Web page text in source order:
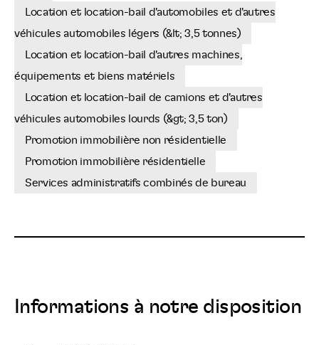
Location et location-bail d'automobiles et d'autres
véhicules automobiles légers (&lt; 3,5 tonnes)
Location et location-bail d'autres machines,
équipements et biens matériels
Location et location-bail de camions et d'autres
véhicules automobiles lourds (&gt; 3,5 ton)
Promotion immobilière non résidentielle
Promotion immobilière résidentielle
Services administratifs combinés de bureau
Informations à notre disposition